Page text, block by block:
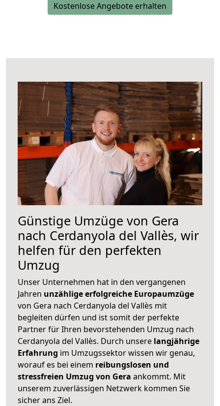
Kostenlose Angebote erhalten
Günstige Umzüge von Gera
nach Cerdanyola del Vallès, wir
helfen für den perfekten
Umzug
Unser Unternehmen hat in den vergangenen
Jahren unzählige erfolgreiche Europaumzüge
von Gera nach Cerdanyola del Vallès mit
begleiten dürfen und ist somit der perfekte
Partner für Ihren bevorstehenden Umzug nach
Cerdanyola del Vallès. Durch unsere langjährige
Erfahrung im Umzugssektor wissen wir genau,
worauf es bei einem reibungslosen und
stressfreien Umzug von Gera ankommt. Mit
unserem zuverlässigen Netzwerk kommen Sie
sicher ans Ziel.